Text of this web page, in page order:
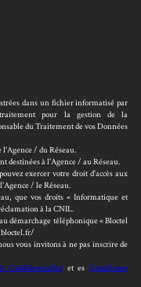
dans un fichier informatisé par
pour la gestion de la
du Traitement de vos Données
/ du Réseau.
destinées à l'Agence / au Réseau.
exercer votre droit d'accès aux
/ le Réseau.
que vos droits « Informatique et
à la CNIL.
démarchage téléphonique « Bloctel
vous invitons à ne pas inscrire de
Confidentialité et esConditions